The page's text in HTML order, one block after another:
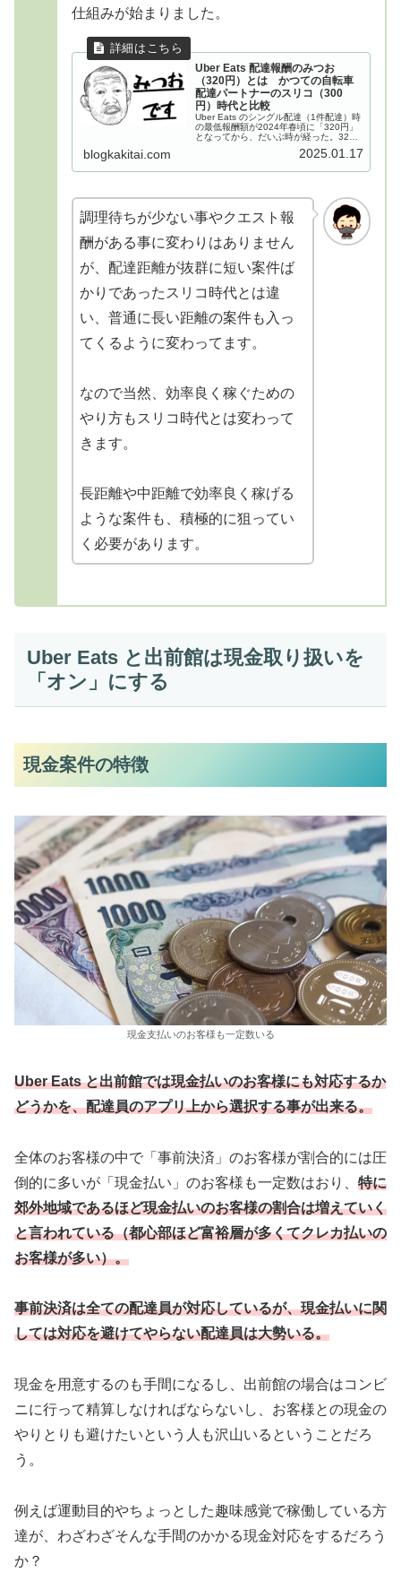
仕組みが始まりました。
Uber Eats 配達報酬のみつお
（320円）とは かつての自転車
配達パートナーのスリコ（300
円）時代と比較
Uber Eats のシングル配達（1件配達）時
の最低報酬額が2024年春頃に「320円」
となってから、だいぶ時が経った。320
の各数字に文字を当てはめて「みつお」
blogkakitai.com 2025.01.17
調理待ちが少ない事やクエスト報
酬がある事に変わりはありません
が、配達距離が抜群に短い案件ば
かりであったスリコ時代とは違
い、普通に長い距離の案件も入っ
てくるように変わってます。
なので当然、効率良く稼ぐための
やり方もスリコ時代とは変わって
きます。
長距離や中距離で効率良く稼げる
ような案件も、積極的に狙ってい
く必要があります。
Uber Eats と出前館は現金取り扱いを
「オン」にする
現金案件の特徴
現金支払いのお客様も一定数いる
Uber Eats と出前館では現金払いのお客様にも対応するか
どうかを、配達員のアプリ上から選択する事が出来る。
全体のお客様の中で「事前決済」のお客様が割合的には圧
倒的に多いが「現金払い」のお客様も一定数はおり、 特に
郊外地域であるほど現金払いのお客様の割合は増えていく
と言われている（都心部ほど富裕層が多くてクレカ払いの
お客様が多い）。
事前決済は全ての配達員が対応しているが、現金払いに関
しては対応を避けてやらない配達員は大勢いる。
現金を用意するのも手間になるし、出前館の場合はコンビ
ニに行って精算しなければならないし、お客様との現金の
やりとりも避けたいという人も沢山いるということだろ
う。
例えば運動目的やちょっとした趣味感覚で稼働している方
達が、わざわざそんな手間のかかる現金対応をするだろう
か？